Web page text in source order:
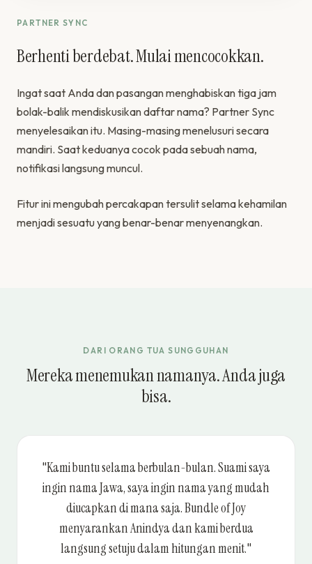
PARTNER SYNC
Berhenti berdebat. Mulai mencocokkan.
Ingat saat Anda dan pasangan menghabiskan tiga jam
bolak-balik mendiskusikan daftar nama? Partner Sync
menyelesaikan itu. Masing-masing menelusuri secara
mandiri. Saat keduanya cocok pada sebuah nama,
notifikasi langsung muncul.
Fitur ini mengubah percakapan tersulit selama kehamilan
menjadi sesuatu yang benar-benar menyenangkan.
DARI ORANG TUA SUNGGUHAN
Mereka menemukan namanya. Anda juga
bisa.
"Kami buntu selama berbulan-bulan. Suami saya
ingin nama Jawa, saya ingin nama yang mudah
diucapkan di mana saja. Bundle of Joy
menyarankan Anindya dan kami berdua
langsung setuju dalam hitungan menit."